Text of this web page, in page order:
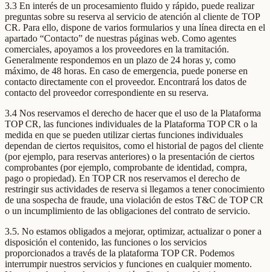
3.3 En interés de un procesamiento fluido y rápido, puede realizar
preguntas sobre su reserva al servicio de atención al cliente de TOP
CR. Para ello, dispone de varios formularios y una línea directa en el
apartado “Contacto” de nuestras páginas web. Como agentes
comerciales, apoyamos a los proveedores en la tramitación.
Generalmente respondemos en un plazo de 24 horas y, como
máximo, de 48 horas. En caso de emergencia, puede ponerse en
contacto directamente con el proveedor. Encontrará los datos de
contacto del proveedor correspondiente en su reserva.
3.4 Nos reservamos el derecho de hacer que el uso de la Plataforma
TOP CR, las funciones individuales de la Plataforma TOP CR o la
medida en que se pueden utilizar ciertas funciones individuales
dependan de ciertos requisitos, como el historial de pagos del cliente
(por ejemplo, para reservas anteriores) o la presentación de ciertos
comprobantes (por ejemplo, comprobante de identidad, compra,
pago o propiedad). En TOP CR nos reservamos el derecho de
restringir sus actividades de reserva si llegamos a tener conocimiento
de una sospecha de fraude, una violación de estos T&C de TOP CR
o un incumplimiento de las obligaciones del contrato de servicio.
3.5. No estamos obligados a mejorar, optimizar, actualizar o poner a
disposición el contenido, las funciones o los servicios
proporcionados a través de la plataforma TOP CR. Podemos
interrumpir nuestros servicios y funciones en cualquier momento.